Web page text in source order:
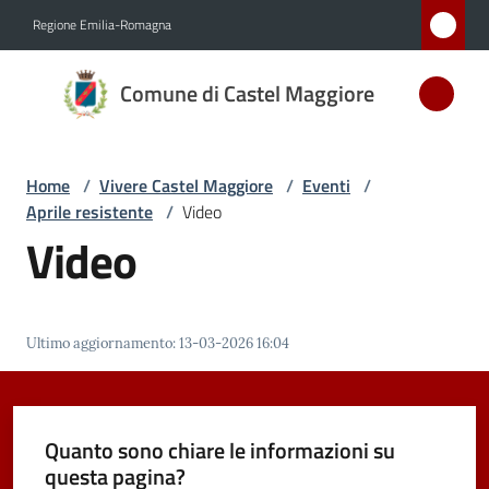
Regione Emilia-Romagna
Comune di Castel Maggiore
Comune
di Castel
D'ARGENTO
AL MERITO
CIVILE
Amministrazione
Novità
Servizi
Home / Vivere Castel Maggiore / Eventi /
Aprile resistente / Video
Video
Ultimo aggiornamento:13-03-2026 16:04
Quanto sono chiare le informazioni su
questa pagina?